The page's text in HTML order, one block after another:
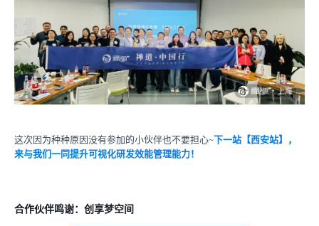
这次因为种种原因没有参加的小伙伴也不要担心~下一站【西安站】，
来与我们一同提升可视化研发效能管理能力！
合作伙伴鸣谢： 创享梦空间